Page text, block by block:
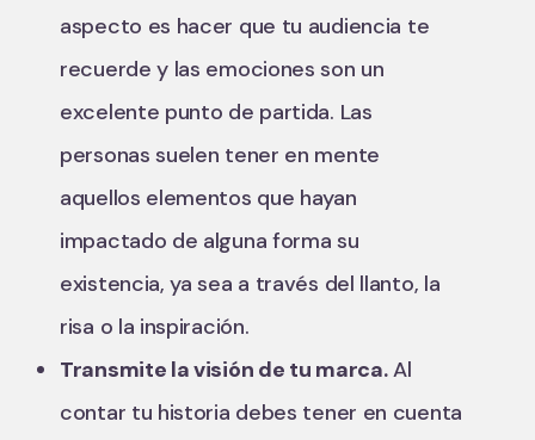
aspecto es hacer que tu audiencia te
recuerde y las emociones son un
excelente punto de partida. Las
personas suelen tener en mente
aquellos elementos que hayan
impactado de alguna forma su
existencia, ya sea a través del llanto, la
risa o la inspiración.
Transmite la visión de tu marca.Al
contar tu historia debes tener en cuenta